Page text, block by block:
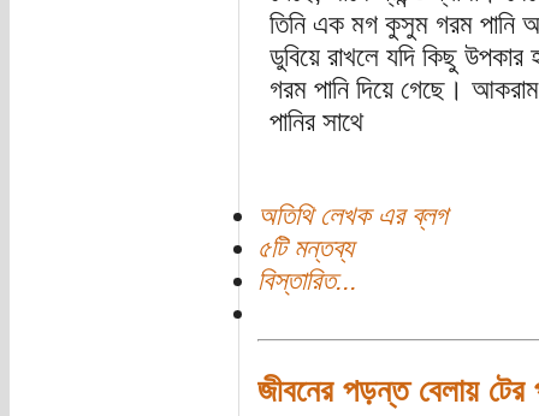
তিনি এক মগ কুসুম গরম পানি
ডুবিয়ে রাখলে যদি কিছু উপকার
গরম পানি দিয়ে গেছে। আকরাম
পানির সাথে
অতিথি লেখক এর ব্লগ
৫টি মন্তব্য
বিস্তারিত...
জীবনের পড়ন্ত বেলায় টের